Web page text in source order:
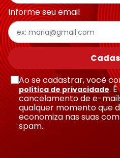
Escreva uma avaliação
Enviar avaliação
Informe seu email
Ao se cadastrar, você
política de privacidade.
cancelamento de e-
qualquer momento que
economiza nas suas
spam.